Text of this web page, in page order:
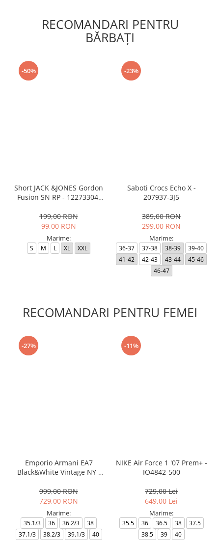
RECOMANDARI PENTRU
BĂRBAŢI
-50%
Short JACK &JONES Gordon
Fusion SN RP - 12273304-
199,00 RON
99,00 RON
Marime:
S M L XL XXL
-23%
Saboti Crocs Echo X -
207937-3J5
389,00 RON
299,00 RON
Marime:
36-37 37-38 38-39
39-40
41-42
42-43 43-44
45-46
46-47
RECOMANDARI PENTRU FEMEI
-27%
Emporio Armani EA7
Black&White Vintage NY -
999,00 RON
729,00 RON
Marime:
35.1/3 36 36.2/3
38
37.1/3
38.2/3 39.1/3 40
-11%
NIKE Air Force 1 '07 Prem+ -
IO4842-500
729,00 Lei
649,00 Lei
Marime:
35.5 36 36.5 38
37.5
38.5
39 40